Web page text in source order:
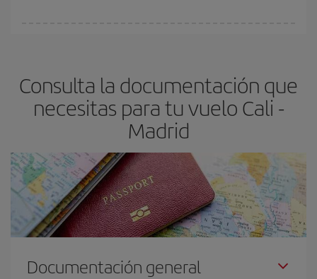
avión más baratos te saldrán. Además, si buscas los vuelos con
las fechas y los horarios del viaje un poco abiertos, podráselegir
el precio más barato.
Consulta la documentación que
necesitas para tu vuelo Cali -
Madrid
Documentación general